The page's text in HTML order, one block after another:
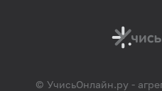
© УчисьОнлайн.ру -